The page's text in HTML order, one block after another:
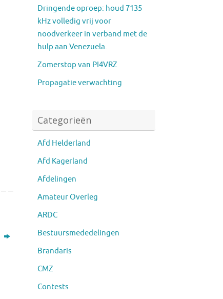
Dringende oproep: houd 7135
kHz volledig vrij voor
noodverkeer in verband met de
hulp aan Venezuela.
Zomerstop van PI4VRZ
Propagatie verwachting
Categorieën
Afd Helderland
Afd Kagerland
Afdelingen
Amateur Overleg
ARDC
Bestuursmededelingen
Brandaris
CMZ
Contests